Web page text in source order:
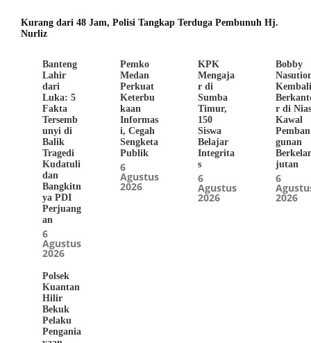
Kurang dari 48 Jam, Polisi Tangkap Terduga Pembunuh Hj.
Nurliz
Banteng
Lahir
dari
Luka: 5
Fakta
Tersemb
unyi di
Balik
Tragedi
Kudatuli
dan
Bangkitn
ya PDI
Perjuang
an
6
Agustus
2026
Pemko
Medan
Perkuat
Keterbu
kaan
Informas
i, Cegah
Sengketa
Publik
6
Agustus
2026
KPK
Mengaja
r di
Sumba
Timur,
150
Siswa
Belajar
Integrita
s
6
Agustus
2026
Bobby
r di
Kawal
Pemban
gunan
jutan
6
2026
Polsek
Kuantan
Hilir
Bekuk
Pelaku
Pengania